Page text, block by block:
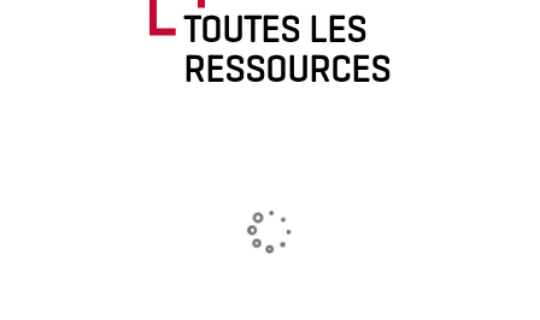
TOUTES LES
RESSOURCES